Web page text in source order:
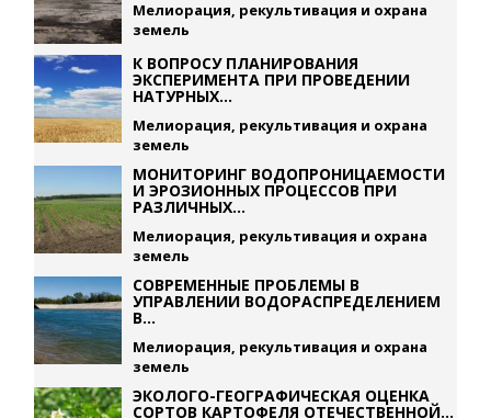
Мелиорация, рекультивация и охрана
земель
К ВОПРОСУ ПЛАНИРОВАНИЯ
ЭКСПЕРИМЕНТА ПРИ ПРОВЕДЕНИИ
НАТУРНЫХ...
Мелиорация, рекультивация и охрана
земель
МОНИТОРИНГ ВОДОПРОНИЦАЕМОСТИ
И ЭРОЗИОННЫХ ПРОЦЕССОВ ПРИ
РАЗЛИЧНЫХ...
Мелиорация, рекультивация и охрана
земель
СОВРЕМЕННЫЕ ПРОБЛЕМЫ В
УПРАВЛЕНИИ ВОДОРАСПРЕДЕЛЕНИЕМ
В...
Мелиорация, рекультивация и охрана
земель
ЭКОЛОГО-ГЕОГРАФИЧЕСКАЯ ОЦЕНКА
СОРТОВ КАРТОФЕЛЯ ОТЕЧЕСТВЕННОЙ...